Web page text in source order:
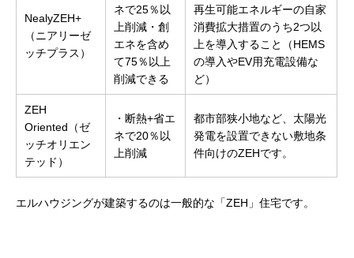
NealyZEH+
（ニアリーゼ
ッチプラス）
ネで25％以
上削減・創
エネを含め
て75％以上
削減できる
再生可能エネルギーの自家
消費拡大措置のうち2つ以
上を導入すること（HEMS
の導入やEV用充電設備な
ど）
ZEH
Oriented（ゼ
ッチオリエン
テッド）
・断熱+省エ
ネで20％以
上削減
都市部狭小地など、太陽光
発電を設置できない敷地条
件向けのZEHです。
エルハウジングが建築するのは一般的な「ZEH」住宅です。